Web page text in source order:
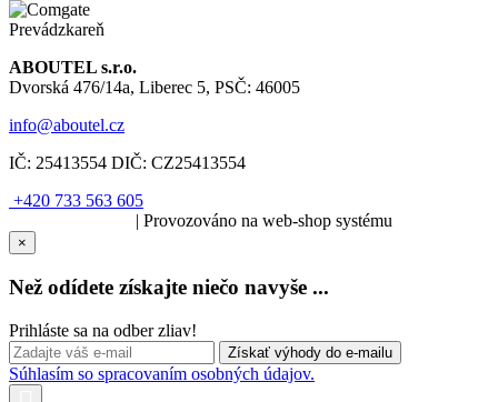
Prevádzkareň
ABOUTEL s.r.o.
Dvorská 476/14a, Liberec 5, PSČ: 46005
info@aboutel.cz
IČ: 25413554 DIČ: CZ25413554
+420 733 563 605
| Provozováno na web-shop systému
×
Než odídete získajte niečo navyše ...
Prihláste sa na odber zliav!
Súhlasím so spracovaním osobných údajov.